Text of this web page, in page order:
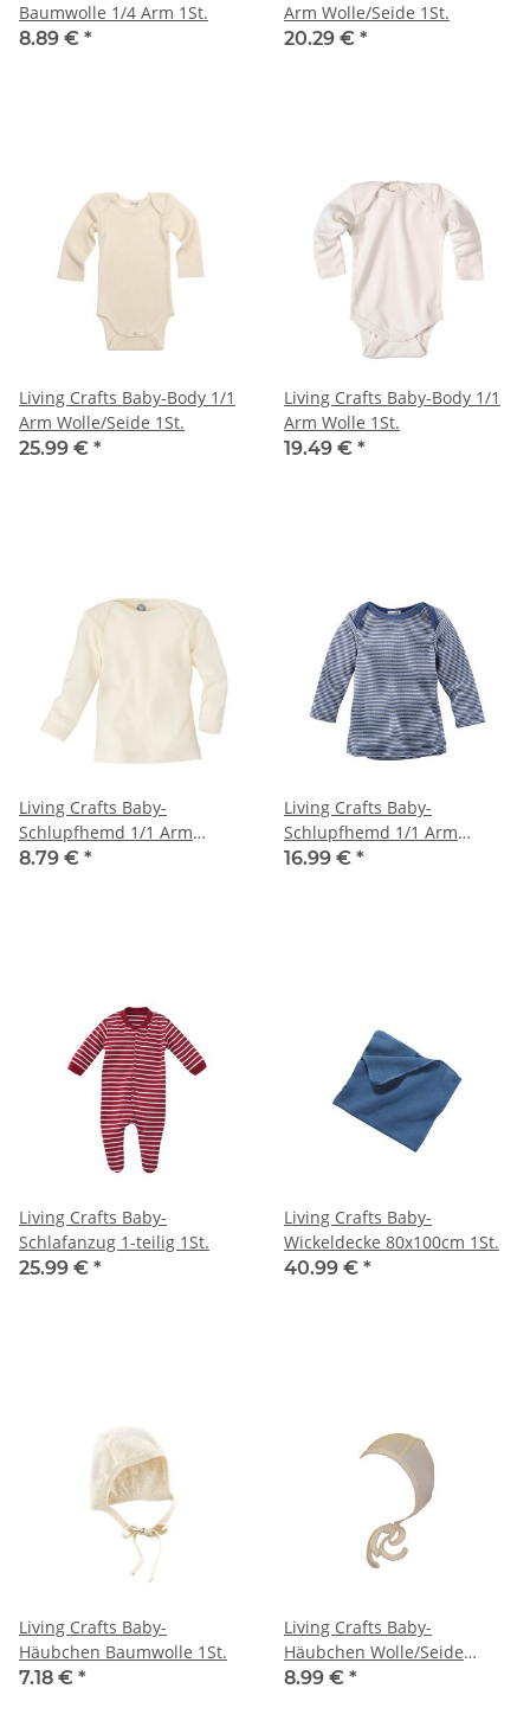
Baumwolle 1/4 Arm 1St.
8.89 € *
Arm Wolle/Seide 1St.
20.29 € *
Living Crafts Baby-Body 1/1
Arm Wolle/Seide 1St.
25.99 € *
Living Crafts Baby-Body 1/1
Arm Wolle 1St.
19.49 € *
Living Crafts Baby-
Schlupfhemd 1/1 Arm
Baumwolle 1St.
8.79 € *
Living Crafts Baby-
Schlupfhemd 1/1 Arm
Wolle/Seide 1St.
16.99 € *
Living Crafts Baby-
Schlafanzug 1-teilig 1St.
25.99 € *
Living Crafts Baby-
Wickeldecke 80x100cm 1St.
40.99 € *
Living Crafts Baby-
Häubchen Baumwolle 1St.
7.18 € *
Living Crafts Baby-
Häubchen Wolle/Seide
natur 1St.
8.99 € *